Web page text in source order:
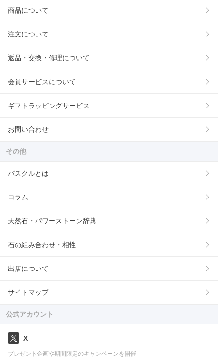
商品について
注文について
返品・交換・修理について
会員サービスについて
ギフトラッピングサービス
お問い合わせ
その他
パスクルとは
コラム
天然石・パワーストーン辞典
石の組み合わせ・相性
出店について
サイトマップ
公式アカウント
X
プレゼント企画や期間限定のキャンペーンを開催